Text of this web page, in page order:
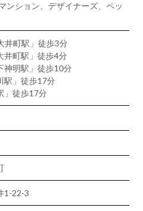
ンション、デザイナーズ、ペッ
井町駅」徒歩3分
井町駅」徒歩4分
神明駅」徒歩10分
駅」徒歩17分
」徒歩17分
1-22-3